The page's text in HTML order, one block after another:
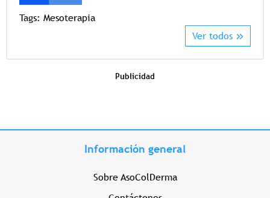
Tags: Mesoterapia
Ver todos
Publicidad
Información general
Sobre AsoColDerma